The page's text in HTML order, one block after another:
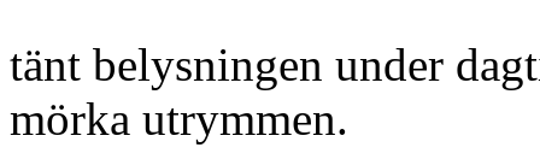
tänt belysningen under
mörka utrymmen.